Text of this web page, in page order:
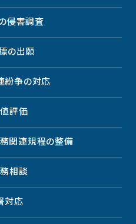
侵害調査
の出願
紛争の対応
評価
関連規程の整備
相談
対応